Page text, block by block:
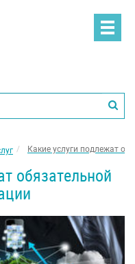
Какие услуги подлежат
обязательной